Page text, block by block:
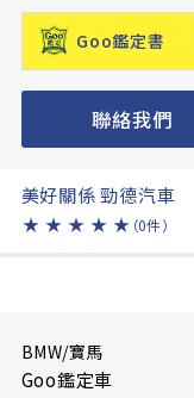
Goo鑑定書
聯絡我們
美好關係 勁德汽車
★ ★ ★ ★ ★ （0件）
BMW/寶馬
Goo鑑定車